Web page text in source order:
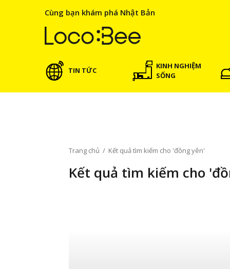
Cùng bạn khám phá Nhật Bản
TIN TỨC
KINH NGHIỆM
SỐNG
Trang chủ / Kết quả tìm kiếm cho 'đồng yên'
Kết quả tìm kiếm cho